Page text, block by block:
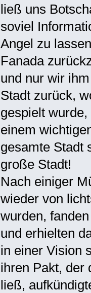
ließ uns
soviel
Angel zu
Fanada
und nur wir
Stadt zurück,
gespielt
einem
gesamte Stadt
große Stadt!
Nach einiger
wieder von
wurden,
und erhielten
in einer Vision
ihren Pakt, der
ließ,